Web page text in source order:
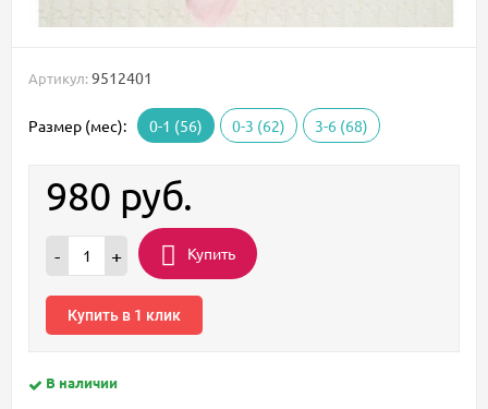
Артикул: 9512401
Размер (мес): 0-1 (56) 0-3 (62) 3-6 (68)
980 руб.
- + Купить
Купить в 1 клик
В наличии